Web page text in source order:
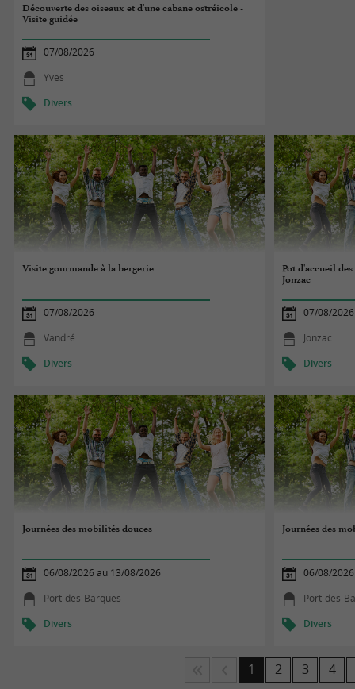
Découverte des oiseaux et d'une cabane ostréicole -
Visite guidée
07/08/2026
Yves
Divers
Visite gourmande à la bergerie
07/08/2026
Vandré
Divers
Pot d'accueil
Jonzac
07/08/2026
Jonzac
Divers
Journées des mobilités douces
06/08/2026 au 13/08/2026
Port-des-Barques
Divers
Journées des
06/08/
Port-des-
Divers
1 2 3 4